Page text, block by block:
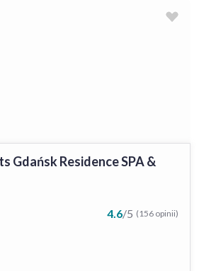
Gdańsk Residence SPA &
4.6/5 (156 opinii)